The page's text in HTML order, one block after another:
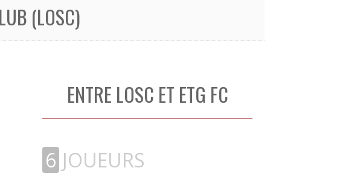
(LOSC)
ENTRE LOSC ET ETG FC
6 JOUEURS